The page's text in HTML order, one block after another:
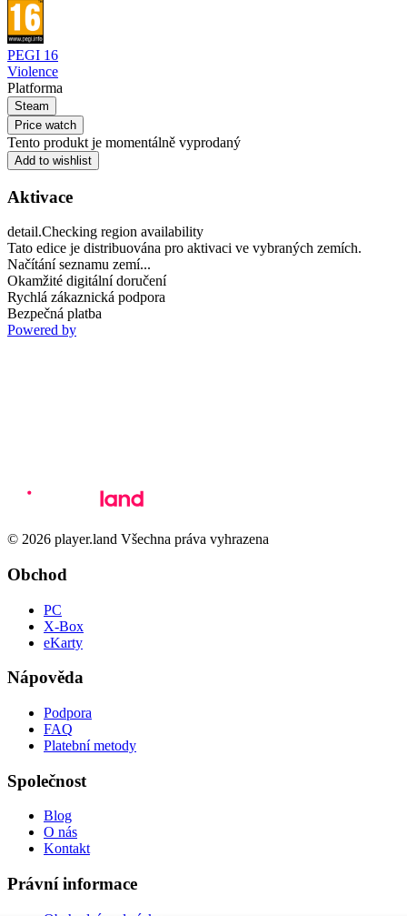
PEGI 16
Violence
Platforma
Steam
Price watch
Tento produkt je momentálně vyprodaný
Add to wishlist
Aktivace
detail.Checking region availability
Tato edice je distribuována pro aktivaci ve vybraných zemích.
Načítání seznamu zemí...
Okamžité digitální doručení
Rychlá zákaznická podpora
Bezpečná platba
Powered by
© 2026 player.land Všechna práva vyhrazena
Obchod
PC
X-Box
eKarty
Nápověda
Podpora
FAQ
Platební metody
Společnost
Blog
O nás
Kontakt
Právní informace